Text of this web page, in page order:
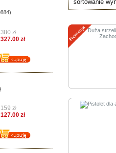
aktualna cena:
Z
westernowej. Doskonała zabawka
380 zł
327.00 zł
159 zł
127.00 zł
sortowanie